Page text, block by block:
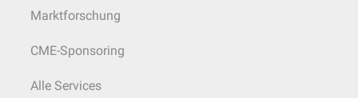
Marktforschung
CME-Sponsoring
Alle Services